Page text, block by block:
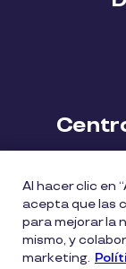
Al hacer clic en
acepta que las
para mejorar la
mismo, y
marketing.